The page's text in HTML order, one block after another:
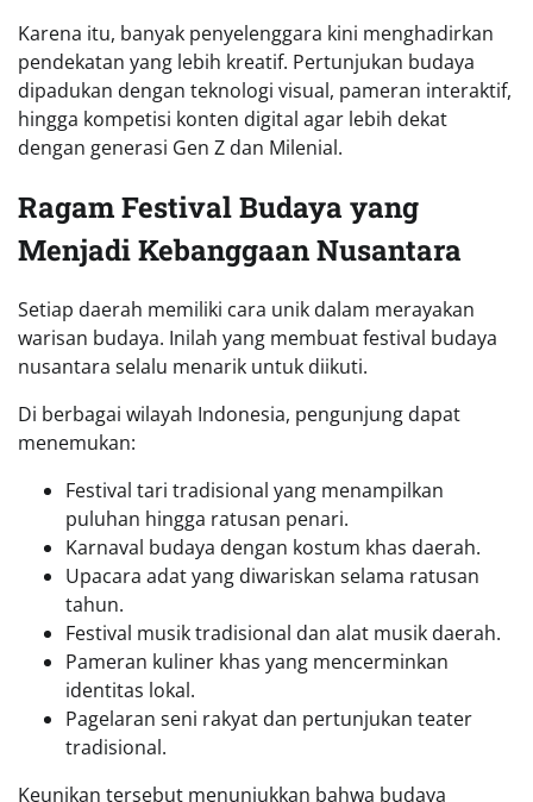
Karena itu, banyak penyelenggara kini menghadirkan
pendekatan yang lebih kreatif. Pertunjukan budaya
dipadukan dengan teknologi visual, pameran interaktif,
hingga kompetisi konten digital agar lebih dekat
dengan generasi Gen Z dan Milenial.
Ragam Festival Budaya yang
Menjadi Kebanggaan Nusantara
Setiap daerah memiliki cara unik dalam merayakan
warisan budaya. Inilah yang membuat festival budaya
nusantara selalu menarik untuk diikuti.
Di berbagai wilayah Indonesia, pengunjung dapat
menemukan:
Festival tari tradisional yang menampilkan
puluhan hingga ratusan penari.
Karnaval budaya dengan kostum khas daerah.
Upacara adat yang diwariskan selama ratusan
tahun.
Festival musik tradisional dan alat musik daerah.
Pameran kuliner khas yang mencerminkan
identitas lokal.
Pagelaran seni rakyat dan pertunjukan teater
tradisional.
Keunikan tersebut menunjukkan bahwa budaya